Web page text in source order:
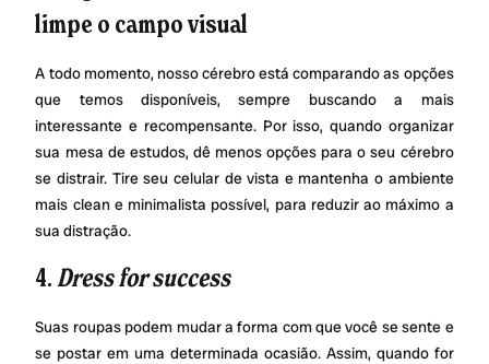
limpe o campo visual
A todo momento, nosso cérebro está comparando as opções
que temos disponíveis, sempre buscando a mais
interessante e recompensante. Por isso, quando organizar
sua mesa de estudos, dê menos opções para o seu cérebro
se distrair. Tire seu celular de vista e mantenha o ambiente
mais clean e minimalista possível, para reduzir ao máximo a
sua distração.
4. Dress for success
Suas roupas podem mudar a forma com que você se sente e
se postar em uma determinada ocasião. Assim, quando for